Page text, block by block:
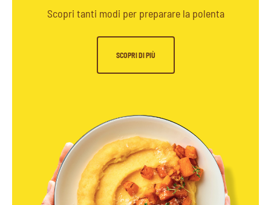
Scopri tanti modi per preparare la polenta
SCOPRI DI PIÙ